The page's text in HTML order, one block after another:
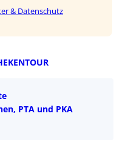
& Datenschutz
PTA und PKA